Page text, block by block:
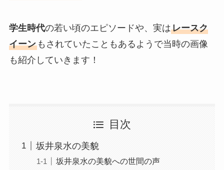
学生時代の若い頃のエピソードや、実はレースク
イーンもされていたこともあるようで当時の画像
も紹介していきます！
目次
坂井泉水の美貌
坂井泉水の美貌への世間の声